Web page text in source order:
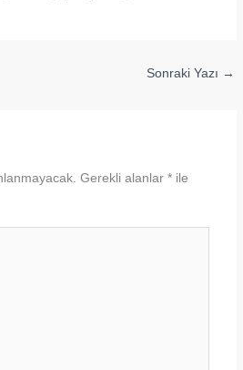
Sonraki Yazı →
Gerekli alanlar *ile